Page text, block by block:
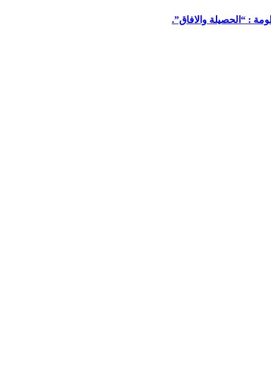
: “الحصيلة والافاق”.